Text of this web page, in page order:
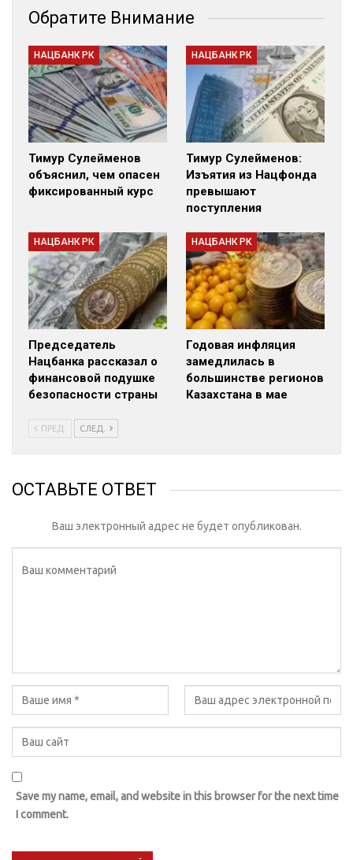
Обратите Внимание
НАЦБАНК РК
Тимур Сулейменов
объяснил, чем опасен
фиксированный курс
НАЦБАНК РК
Тимур Сулейменов:
Изъятия из Нацфонда
превышают
поступления
НАЦБАНК РК
Председатель
Нацбанка рассказал о
финансовой подушке
безопасности страны
НАЦБАНК РК
Годовая инфляция
замедлилась в
большинстве регионов
Казахстана в мае
ПРЕД. СЛЕД.
ОСТАВЬТЕ ОТВЕТ
Ваш электронный адрес не будет опубликован.
Save my name, email, and website in this browser for the next time
I comment.